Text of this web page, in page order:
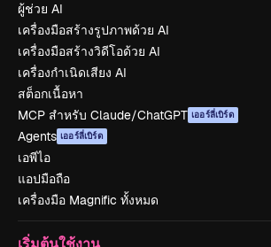
ผู้ช่วย AI
เครื่องมือสร้างรูปภาพด้วย AI
เครื่องมือสร้างวิดีโอด้วย AI
เครื่องกำเนิดเสียง AI
สต็อกเนื้อหา
MCP สำหรับ Claude/ChatGPT เออร์ลี่เบิร์ด
Agents เออร์ลี่เบิร์ด
เอพีไอ
แอปมือถือ
เครื่องมือ Magnific ทั้งหมด
เริ่มต้นใช้งาน